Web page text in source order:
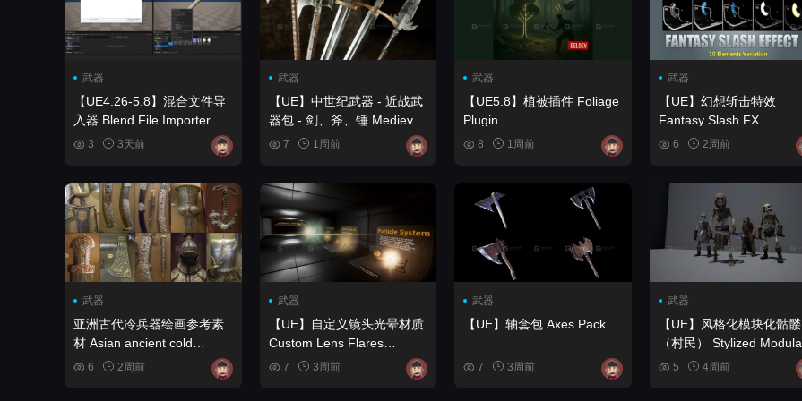
武器
【UE4.26-5.8】混合文件导
入器 Blend File Importer
3 3天前
武器
【UE】中世纪武器 - 近战武
器包 - 剑、斧、锤 Medieval
Weapons - Melee Weapons
7 1周前
武器
【UE5.8】植被插件 Foliage
Plugin
8 1周前
武器
【UE】幻想斩击特效
Fantasy Slash FX
6 2周前
武器
亚洲古代冷兵器绘画参考素
材 Asian ancient cold
weapon painting reference
6 2周前
武器
【UE】自定义镜头光晕材质
Custom Lens Flares
Material
7 3周前
武器
【UE】轴套包 Axes Pack
7 3周前
武器
【UE】风格化模块化骷髅
（村民） Stylized Modular
Skeletons (Villagers)
5 4周前